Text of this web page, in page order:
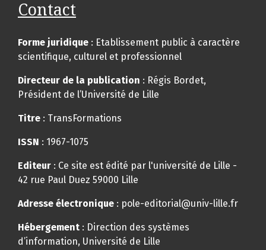
Contact
Forme juridique : Etablissement public à caractère
scientifique, culturel et professionnel
Directeur de la publication : Régis Bordet,
Président de l’Université de Lille
Titre : TransFormations
ISSN : 1967-1075
Editeur : Ce site est édité par l'université de Lille -
42 rue Paul Duez 59000 Lille
Adresse électronique : pole-editorial@univ-lille.fr
Hébergement : Direction des systèmes
d’information, Université de Lille